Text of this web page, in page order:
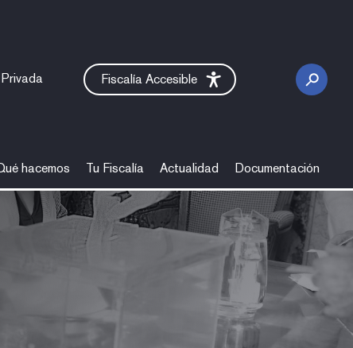
Fiscalía Accesible
hacemos Tu Fiscalía Actualidad Documentación